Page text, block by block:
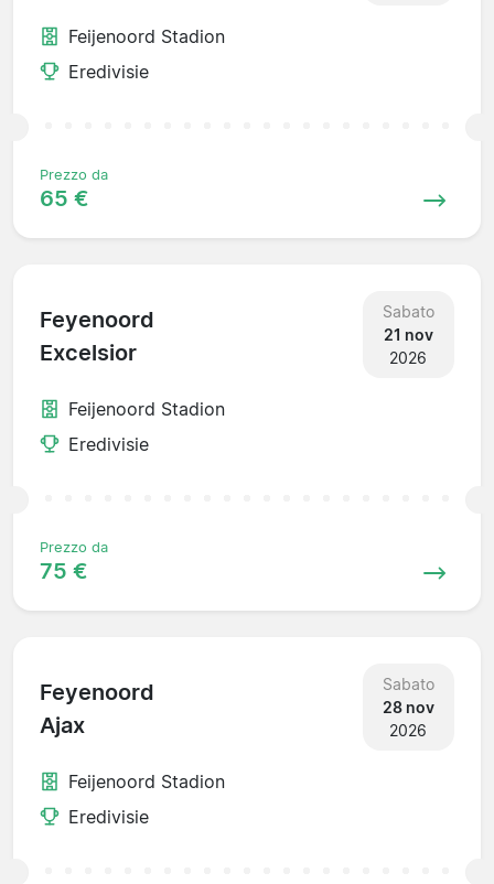
Feijenoord Stadion
Eredivisie
Prezzo da
65 €
Feyenoord
Excelsior
Sabato
21 nov
2026
Feijenoord Stadion
Eredivisie
Prezzo da
75 €
Feyenoord
Ajax
Sabato
28 nov
2026
Feijenoord Stadion
Eredivisie